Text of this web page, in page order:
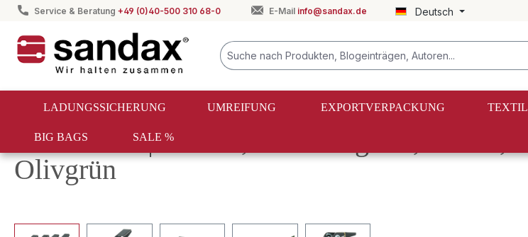
Zur Hauptnavigation springen
Service & Beratung +49 (0)40-500 310 68-0 E-Mail info@sandax.de Deutsch
LADUNGSSICHERUNG UMREIFUNG EXPORTVERPACKUNG
BIG BAGS SALE %
Rückläufer | 4er-Set, 6 m Zurrgurte, 25mm,
Olivgrün
Bildergalerie überspringen